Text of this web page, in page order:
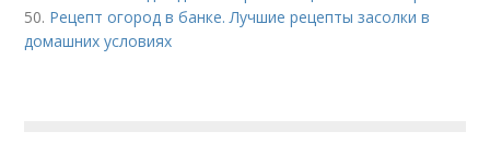
50. Рецепт огород в банке. Лучшие рецепты засолки в
домашних условиях